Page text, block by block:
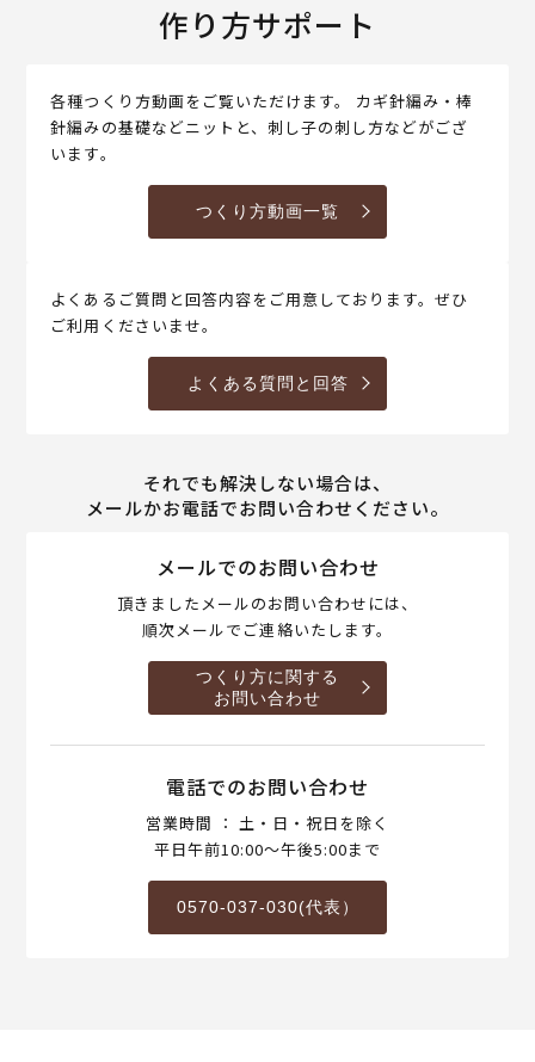
作り方サポート
各種つくり方動画をご覧いただけます。 カギ針編み・棒
針編みの基礎などニットと、刺し子の刺し方などがござ
います。
つくり方動画一覧
よくあるご質問と回答内容をご用意しております。ぜひ
ご利用くださいませ。
よくある質問と回答
それでも解決しない場合は、
メールかお電話でお問い合わせください。
メールでのお問い合わせ
頂きましたメールのお問い合わせには、
順次メールでご連絡いたします。
つくり方に関する
お問い合わせ
電話でのお問い合わせ
営業時間 ： 土・日・祝日を除く
平日午前10:00～午後5:00まで
0570-037-030(代表）